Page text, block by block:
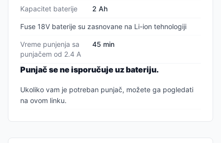
Kapacitet baterije 2 Ah
Fuse 18V baterije su zasnovane na Li-ion tehnologiji
Vreme punjenja sa
punjačem od 2.4 A
45 min
Punjač se ne isporučuje uz bateriju.
Ukoliko vam je potreban punjač, možete ga pogledati
na ovom linku.